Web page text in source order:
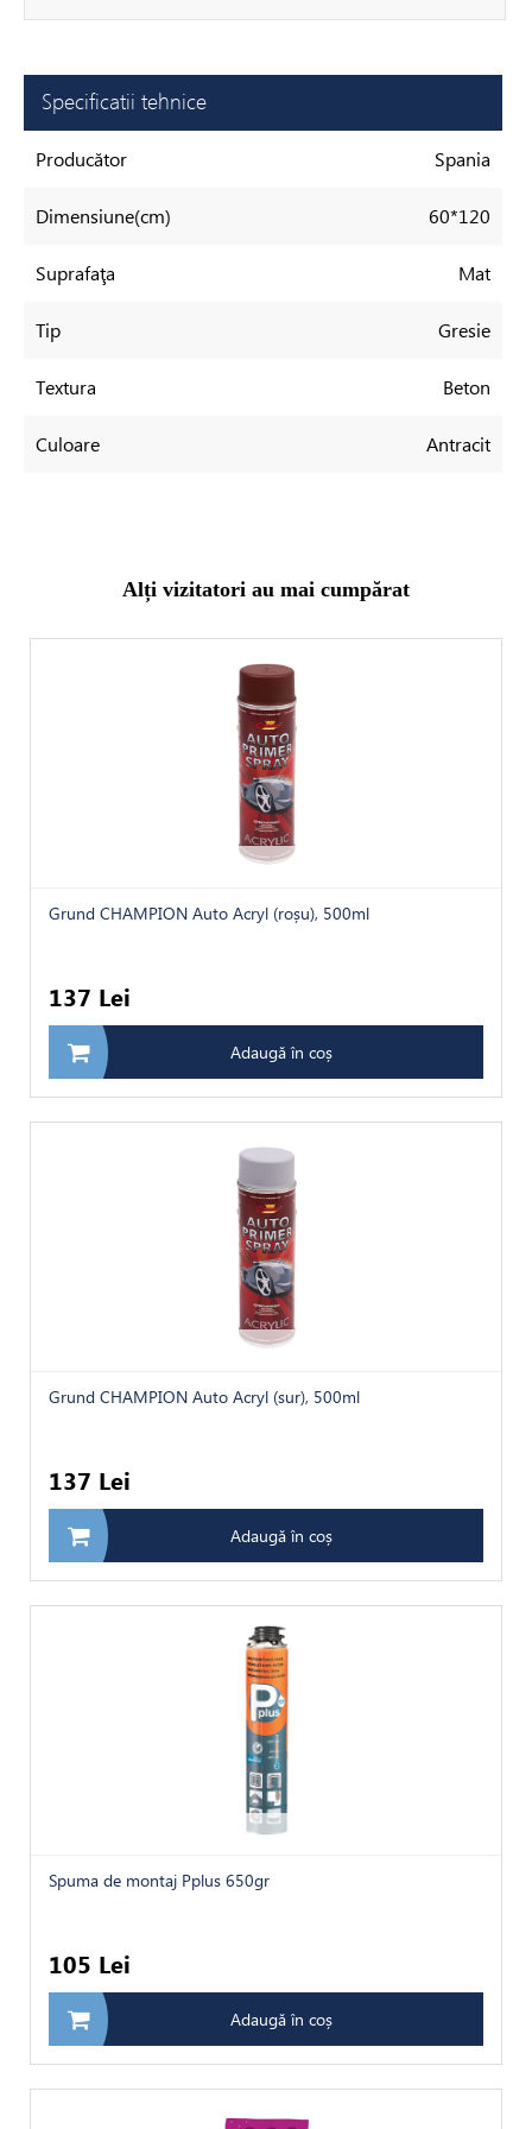
Specificatii tehnice
Producător Spania
Dimensiune(cm) 60*120
Suprafaţa Mat
Tip Gresie
Textura Beton
Culoare Antracit
Alți vizitatori au mai cumpărat
Grund CHAMPION Auto Acryl (roșu), 500ml
137 Lei
Adaugă în coș
Grund CHAMPION Auto Acryl (sur), 500ml
137 Lei
Adaugă în coș
Spuma de montaj Pplus 650gr
105 Lei
Adaugă în coș